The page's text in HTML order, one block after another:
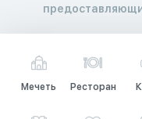
Мечеть Ресторан